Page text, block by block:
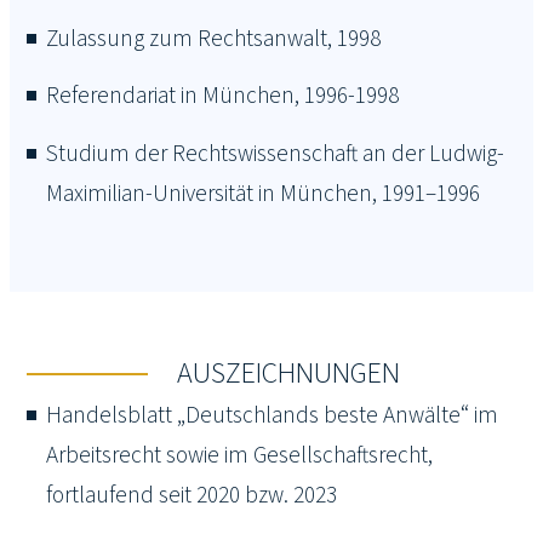
Zulassung zum Rechtsanwalt, 1998
Referendariat in München, 1996-1998
Studium der Rechtswissenschaft an der Ludwig-
Maximilian-Universität in München, 1991–1996
AUSZEICHNUNGEN
Handelsblatt „Deutschlands beste Anwälte“ im
Arbeitsrecht sowie im Gesellschaftsrecht,
fortlaufend seit 2020 bzw. 2023